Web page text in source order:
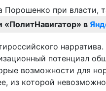
«ПолитНавигатор» в
потенциал
возможности для
из которой